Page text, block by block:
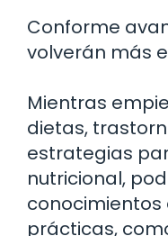
Conforme
volverán más
Mientras
dietas,
estrategias
nutricional,
conocimientos
prácticas,